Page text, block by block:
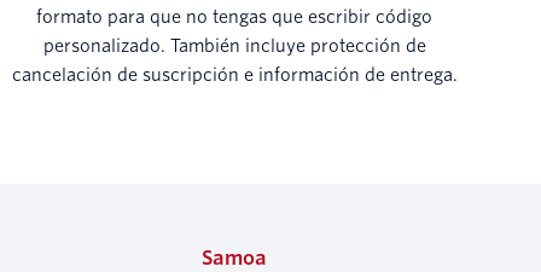
formato para que no tengas que escribir código
personalizado. También incluye protección de
cancelación de suscripción e información de entrega.
Samoa